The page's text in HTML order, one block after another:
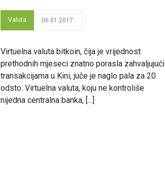
Valuta 06.01.2017.
Virtuelna valuta bitkoin, čija je vrijednost
prethodnih mjeseci znatno porasla zahvaljujući
transakcijama u Kini, juče je naglo pala za 20
odsto. Virtuelna valuta, koju ne kontroliše
nijedna centralna banka, [...]